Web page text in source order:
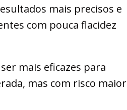
mais precisos e
com pouca flacidez
mais eficazes para
mas com risco maior